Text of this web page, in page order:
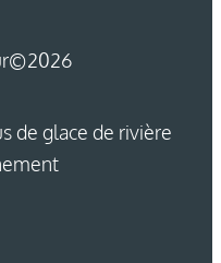
©2026
de glace de rivière